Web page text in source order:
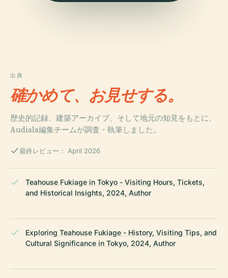
出典
確かめて、お見せする。
歴史的記録、建築アーカイブ、そして地元の知見をもとに、
Audiala編集チームが調査・執筆しました。
最終レビュー： April 2026
Teahouse Fukiage in Tokyo - Visiting Hours, Tickets,
and Historical Insights, 2024, Author
Exploring Teahouse Fukiage - History, Visiting Tips, and
Cultural Significance in Tokyo, 2024, Author